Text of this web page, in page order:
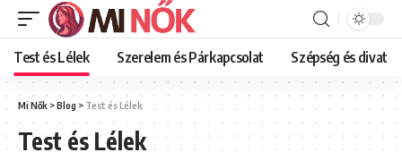
Test és Lélek Szerelem és Párkapcsolat Szépség és divat
Mi Nők >Blog > Test és Lélek
Test és Lélek